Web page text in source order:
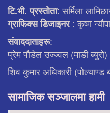
टि.भी. प्रस्ताेता: सर्मिला
ग्राफिक्स डिजाइनर: कृष्ण
संवाददाताहरू:
प्रेम पौडेल उज्ज्वल (माडी ब्युरो)
शिव कुमार अधिकारी (पोल्याण्ड
सामाजिक सञ्जालमा हामी